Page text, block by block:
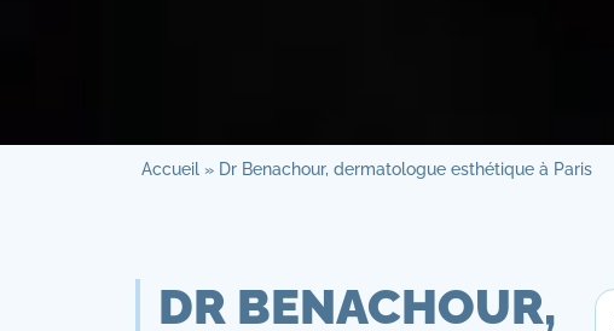
Accueil » Dr Benachour, dermatologue esthétique à Paris
DR BENACHOUR,